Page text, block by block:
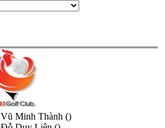
Vũ Minh Thành ()